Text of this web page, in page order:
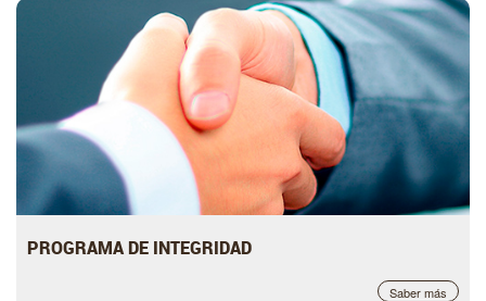
PROGRAMA DE INTEGRIDAD
Saber más